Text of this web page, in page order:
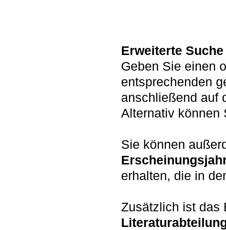
Erweiterte Suche
Geben Sie einen
entsprechenden
anschließend auf
Alternativ können
Sie können
erhalten, die in
Zusätzlich ist